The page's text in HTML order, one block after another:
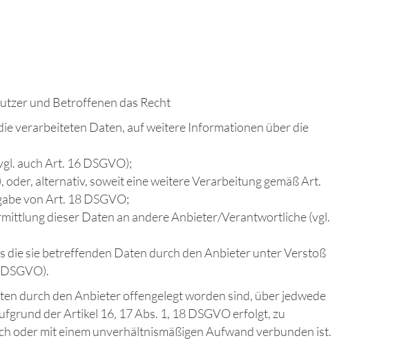
und Betroffenen das Recht
verarbeiteten Daten, auf weitere Informationen über die
auch Art. 16 DSGVO);
alternativ, soweit eine weitere Verarbeitung gemäß Art.
von Art. 18 DSGVO;
dieser Daten an andere Anbieter/Verantwortliche (vgl.
die sie betreffenden Daten durch den Anbieter unter Verstoß
durch den Anbieter offengelegt worden sind, über jedwede
der Artikel 16, 17 Abs. 1, 18 DSGVO erfolgt, zu
oder mit einem unverhältnismäßigen Aufwand verbunden ist.